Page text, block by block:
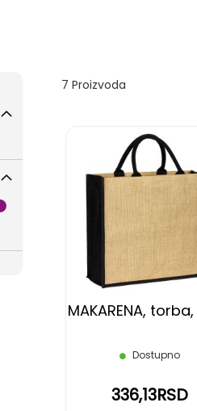
7 Proizvoda
MAKARENA,
Dostupno
336,13RSD